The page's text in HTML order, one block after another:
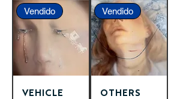
Vendido
VEHICLE
Vendido
OTHERS